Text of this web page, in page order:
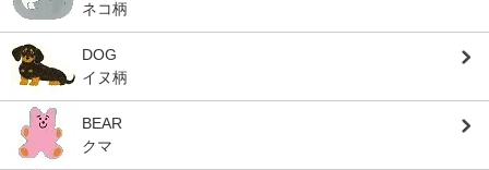
ネコ柄
DOG
イヌ柄
BEAR
クマ